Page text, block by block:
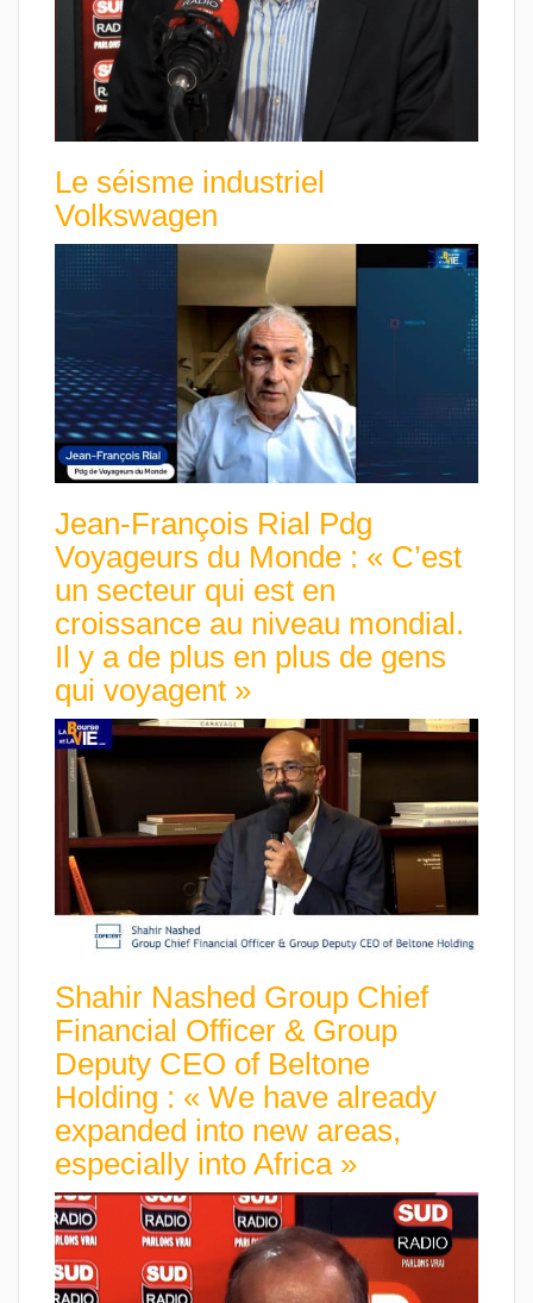
Le séisme industriel
Volkswagen
Jean-François Rial Pdg
Voyageurs du Monde : « C’est
un secteur qui est en
croissance au niveau mondial.
Il y a de plus en plus de gens
qui voyagent »
Shahir Nashed Group Chief
Financial Officer & Group
Deputy CEO of Beltone
Holding : « We have already
expanded into new areas,
especially into Africa »